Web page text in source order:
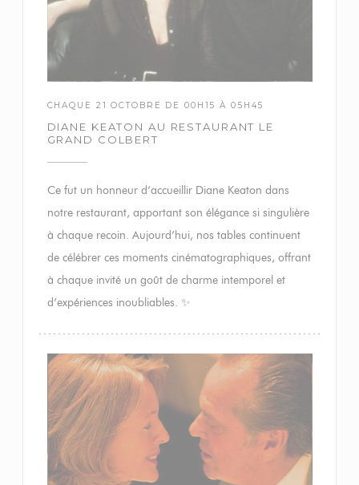
CHAQUE 21 OCTOBRE DE 00H15 À 05H45
DIANE KEATON AU RESTAURANT LE
GRAND COLBERT
Ce fut un honneur d’accueillir Diane Keaton dans
notre restaurant, apportant son élégance si singulière
à chaque recoin. Aujourd’hui, nos tables continuent
de célébrer ces moments cinématographiques, offrant
à chaque invité un goût de charme intemporel et
d’expériences inoubliables. ✨